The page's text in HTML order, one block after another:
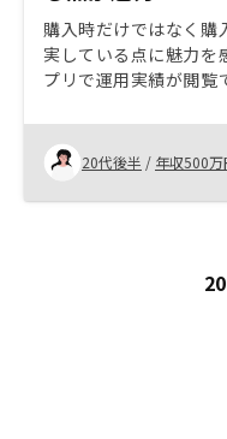
購入時だけではなく購
実している点に魅力を
プリで運用実績が閲覧
ションの提案に強み
ました。
20代後半 / 年収500万